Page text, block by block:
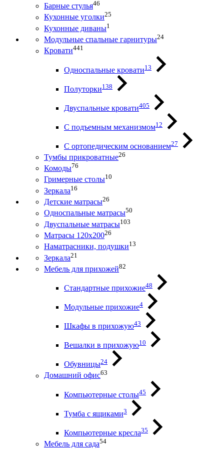
Барные стулья46
Кухонные уголки25
Кухонные диваны1
Модульные спальные гарнитуры24
Кровати441
Односпальные кровати13
Полуторки138
Двуспальные кровати405
С подъемным механизмом12
С ортопедическим основанием27
Тумбы прикроватные26
Комоды76
Гримерные столы10
Зеркала16
Детские матрасы26
Односпальные матрасы50
Двуспальные матрасы103
Матрасы 120х20026
Наматрасники, подушки13
Зеркала21
Мебель для прихожей82
Стандартные прихожие48
Модульные прихожие4
Шкафы в прихожую43
Вешалки в прихожую10
Обувницы24
Домашний офис63
Компьютерные столы45
Тумба с ящиками3
Компьютерные кресла35
Мебель для сада54